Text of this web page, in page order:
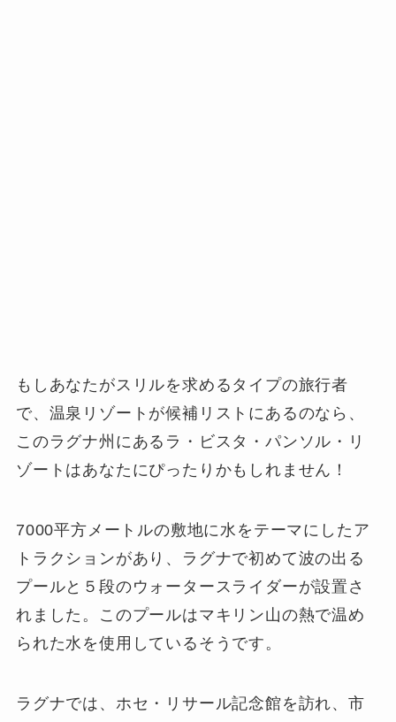
もしあなたがスリルを求めるタイプの旅行者
で、温泉リゾートが候補リストにあるのなら、
このラグナ州にあるラ・ビスタ・パンソル・リ
ゾートはあなたにぴったりかもしれません！
7000平方メートルの敷地に水をテーマにしたア
トラクションがあり、ラグナで初めて波の出る
プールと５段のウォータースライダーが設置さ
れました。このプールはマキリン山の熱で温め
られた水を使用しているそうです。
ラグナでは、ホセ・リサール記念館を訪れ、市